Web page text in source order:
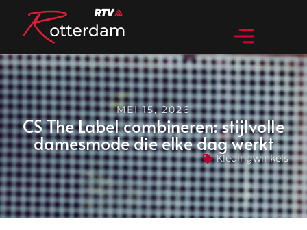
MEI 15, 2026
CS The Label combineren: stijlvolle
damesmode die elke dag werkt
Kledingwinkels